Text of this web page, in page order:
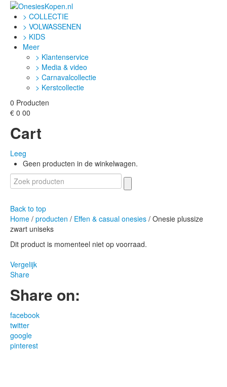
> COLLECTIE
> VOLWASSENEN
> KIDS
Meer
> Klantenservice
> Media & video
> Carnavalcollectie
> Kerstcollectie
0 Producten
€ 0 00
Cart
Leeg
Geen producten in de winkelwagen.
Back to top
Home / producten / Effen & casual onesies / Onesie plussize
zwart uniseks
Dit product is momenteel niet op voorraad.
Vergelijk
Share
Share on:
facebook
twitter
google
pinterest